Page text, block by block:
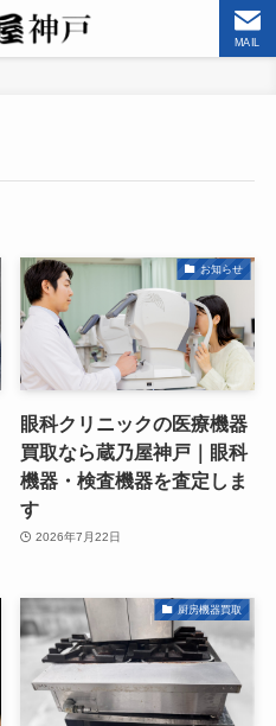
MAIL
お知らせ
眼科クリニックの医療機器
買取なら蔵乃屋神戸｜眼科
機器・検査機器を査定しま
す
2026年7月22日
厨房機器買取